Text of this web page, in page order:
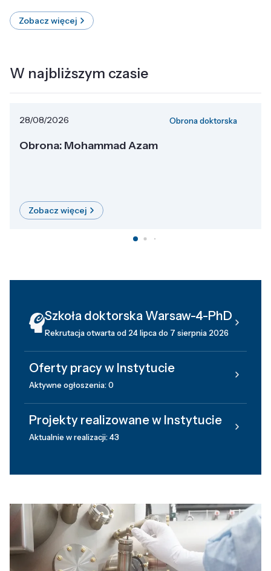
Zobacz więcej
W najbliższym czasie
28/08/2026 Obrona doktorska
Obrona: Mohammad Azam
Zobacz więcej
Szkoła doktorska Warsaw-4-PhD
Rekrutacja otwarta od 24 lipca do 7 sierpnia 2026
Oferty pracy w Instytucie
Aktywne ogłoszenia: 0
Projekty realizowane w Instytucie
Aktualnie w realizacji: 43